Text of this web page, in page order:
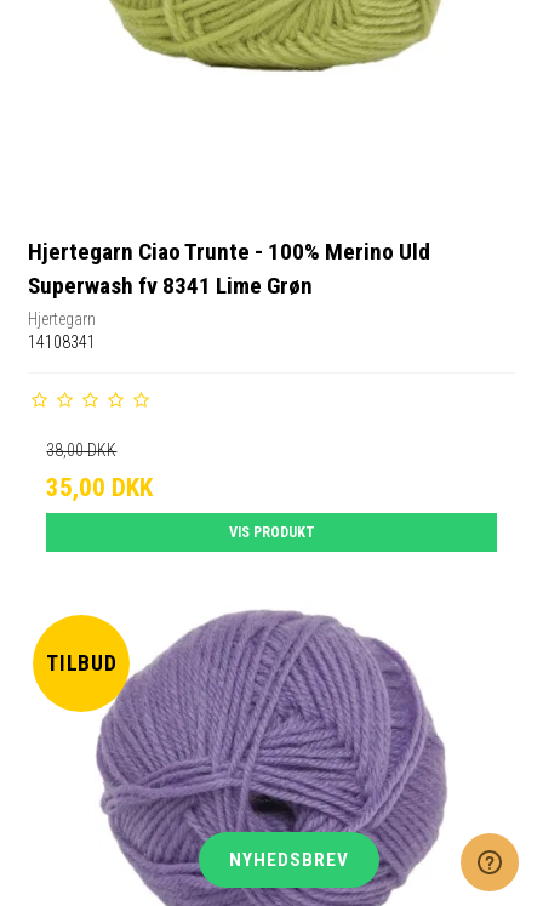
Hjertegarn Ciao Trunte - 100% Merino Uld
Superwash fv 8341 Lime Grøn
Hjertegarn
14108341
38,00 DKK
35,00 DKK
VIS PRODUKT
TILBUD
NYHEDSBREV